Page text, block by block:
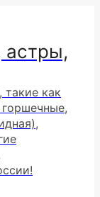
астры,
как